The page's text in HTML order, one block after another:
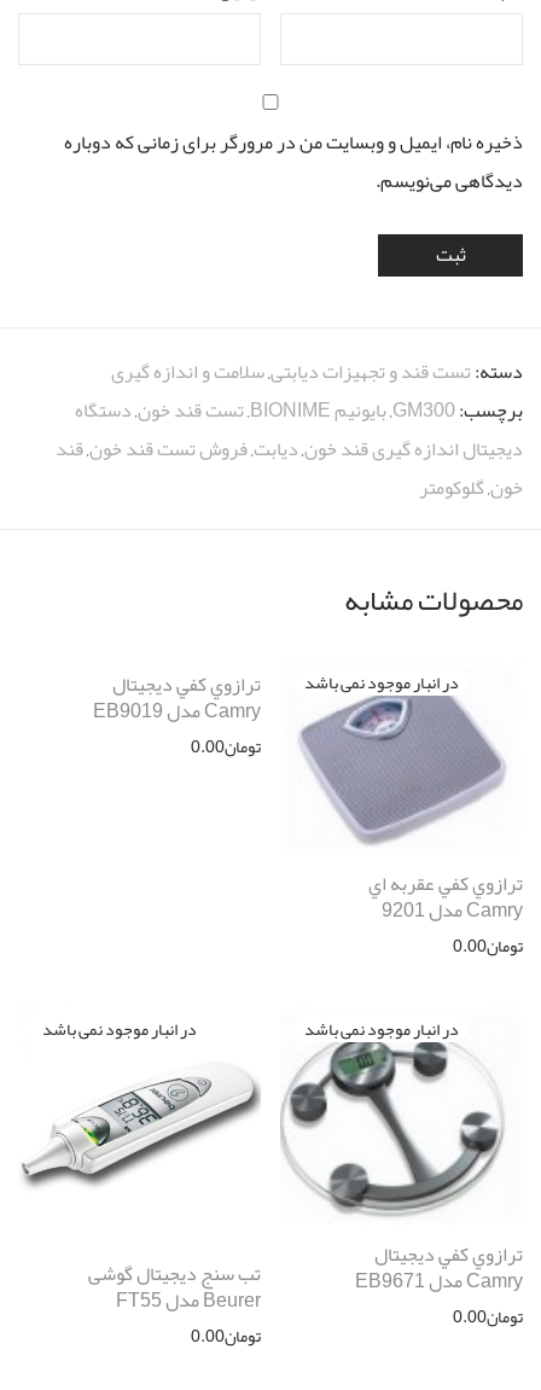
ذخیره نام، ایمیل و وبسایت من در مرورگر برای زمانی که دوباره
دیدگاهی می‌نویسم.
دسته:تست قند و تجهیزات دیابتی,سلامت و اندازه گیری
برچسب:GM300
,بایونیم BIONIME ,تست قند خون,دستگاه
دیجیتال اندازه گیری قند خون,دیابت,فروش تست قند خون,قند
خون,گلوکومتر
محصولات مشابه
ترازوي كفي عقربه اي
Camry مدل 9201
تومان0.00
ترازوي كفي ديجيتال
Camry مدل EB9019
تومان0.00
ترازوي كفي ديجيتال
Camry مدل EB9671
تومان0.00
تب سنج دیجیتال گوشی
Beurer مدل FT55
تومان0.00